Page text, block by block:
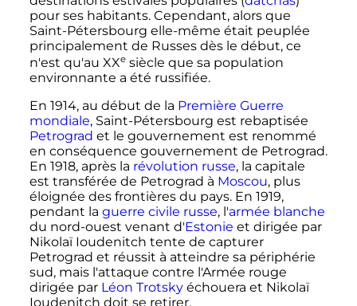
pour ses habitants. Cependant, alors que
Saint-Pétersbourg elle-même était peuplée
principalement de Russes dès le début, ce
n'est qu'au XXe siècle que sa population
environnante a été russifiée.
En 1914, au début de la Première Guerre
mondiale, Saint-Pétersbourg est rebaptisée
Petrograd et le gouvernement est renommé
en conséquence gouvernement de Petrograd.
En 1918, après la révolution russe, la capitale
est transférée de Petrograd à Moscou, plus
éloignée des frontières du pays. En 1919,
pendant la guerre civile russe, l'armée blanche
du nord-ouest venant d'Estonie et dirigée par
Nikolaï Ioudenitch tente de capturer
Petrograd et réussit à atteindre sa périphérie
sud, mais l'attaque contre l'Armée rouge
dirigée par Léon Trotskyéchouera et Nikolaï
Ioudenitch doit se retirer.